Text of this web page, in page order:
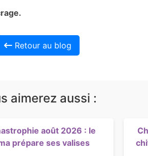
Retour au blog
aimerez aussi :
août 2026 : le
prépare ses valises